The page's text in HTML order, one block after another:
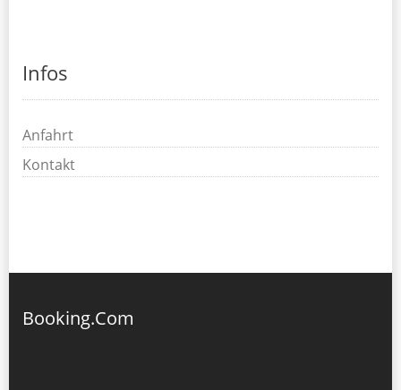
Infos
Anfahrt
Kontakt
Booking.Com